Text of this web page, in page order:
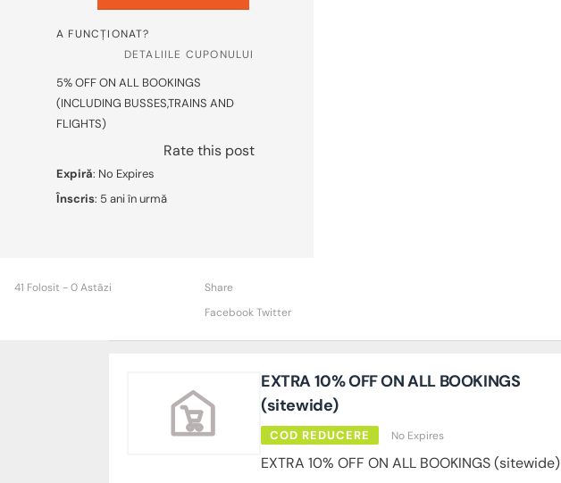
A FUNCȚIONAT?
DETALIILE CUPONULUI
5% OFF ON ALL BOOKINGS
(INCLUDING BUSSES,TRAINS AND
FLIGHTS)
Rate this post
Expiră: No Expires
Înscris: 5 ani în urmă
41 Folosit - 0 Astăzi
Share
FacebookTwitter
EXTRA 10% OFF ON ALL BOOKINGS
(sitewide)
COD REDUCERE No Expires
EXTRA 10% OFF ON ALL BOOKINGS (sitewide)